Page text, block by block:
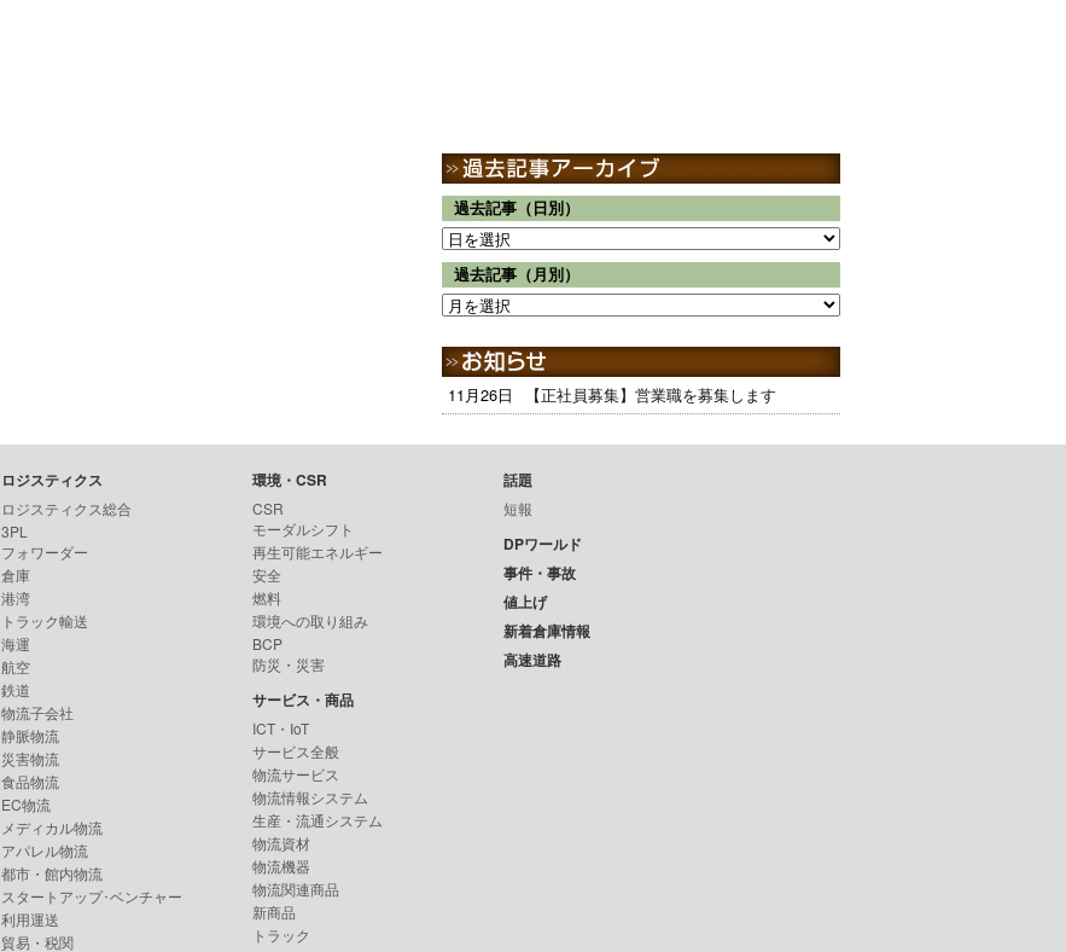
過去記事（日別）
過去記事（月別）
11月26日 【正社員募集】営業職を募集します
ロジスティクス
ロジスティクス総合
3PL
フォワーダー
倉庫
港湾
トラック輸送
海運
航空
鉄道
物流子会社
静脈物流
災害物流
食品物流
EC物流
メディカル物流
アパレル物流
都市・館内物流
スタートアップ･ベンチャー
利用運送
貿易・税関
環境・CSR
CSR
モーダルシフト
再生可能エネルギー
安全
燃料
環境への取り組み
BCP
防災・災害
サービス・商品
ICT・IoT
サービス全般
物流サービス
物流情報システム
生産・流通システム
物流資材
物流機器
物流関連商品
新商品
トラック
話題
短報
DPワールド
事件・事故
値上げ
新着倉庫情報
高速道路